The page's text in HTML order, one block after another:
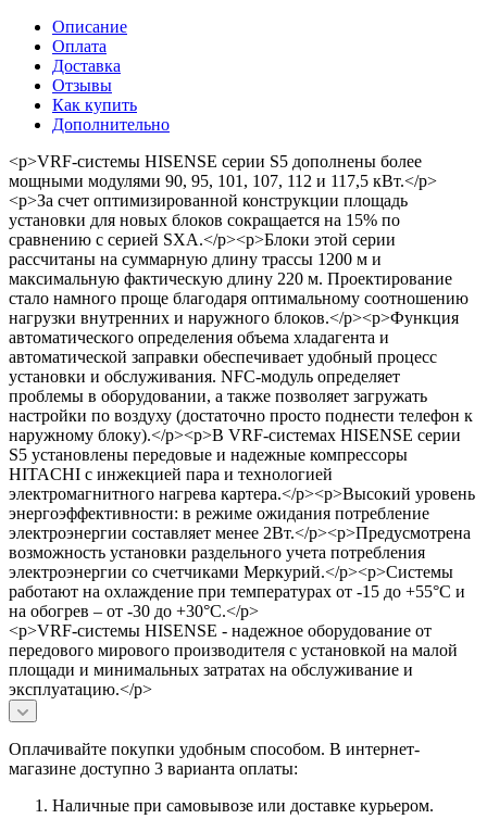
Описание
Оплата
Доставка
Отзывы
Как купить
Дополнительно
<p>VRF-системы HISENSE серии S5 дополнены более
мощными модулями 90, 95, 101, 107, 112 и 117,5 кВт.</p>
<p>За счет оптимизированной конструкции площадь
установки для новых блоков сокращается на 15% по
сравнению с серией SXA.</p><p>Блоки этой серии
рассчитаны на суммарную длину трассы 1200 м и
максимальную фактическую длину 220 м. Проектирование
стало намного проще благодаря оптимальному соотношению
нагрузки внутренних и наружного блоков.</p><p>Функция
автоматического определения объема хладагента и
автоматической заправки обеспечивает удобный процесс
установки и обслуживания. NFC-модуль определяет
проблемы в оборудовании, а также позволяет загружать
настройки по воздуху (достаточно просто поднести телефон к
наружному блоку).</p><p>В VRF-системах HISENSE серии
S5 установлены передовые и надежные компрессоры
HITACHI с инжекцией пара и технологией
электромагнитного нагрева картера.</p><p>Высокий уровень
энергоэффективности: в режиме ожидания потребление
электроэнергии составляет менее 2Вт.</p><p>Предусмотрена
возможность установки раздельного учета потребления
электроэнергии со счетчиками Меркурий.</p><p>Системы
работают на охлаждение при температурах от -15 до +55°C и
на обогрев – от -30 до +30°C.</p>
<p>VRF-системы HISENSE - надежное оборудование от
передового мирового производителя с установкой на малой
площади и минимальных затратах на обслуживание и
эксплуатацию.</p>
Оплачивайте покупки удобным способом. В интернет-
магазине доступно 3 варианта оплаты:
Наличные при самовывозе или доставке курьером.